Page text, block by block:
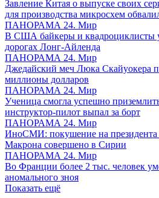
Завление Китая о выпуске своих
для производства микросхем
ПАНОРАМА 24. Мир
В США байкеры и квадроциклисты
дорогах Лонг-Айленда
ПАНОРАМА 24. Мир
Джедайский меч Люка Скайуокера
миллионы долларов
ПАНОРАМА 24. Мир
Ученица смогла успешно
инструктор-пилот выпал за борт
ПАНОРАМА 24. Мир
ИноСМИ: покушение на
Макрона совершено в Сирии
ПАНОРАМА 24. Мир
Во Франции более 2 тыс. человек
аномального зноя
Показать ещё